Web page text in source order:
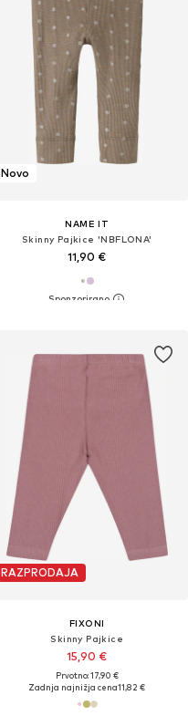
Novo
NAME IT
Skinny Pajkice 'NBFLONA'
11,90 €
RAZPRODAJA
FIXONI
Skinny Pajkice
15,90 €
Prvotno: 17,90 €
Zadnja najnižja cena11,82 €